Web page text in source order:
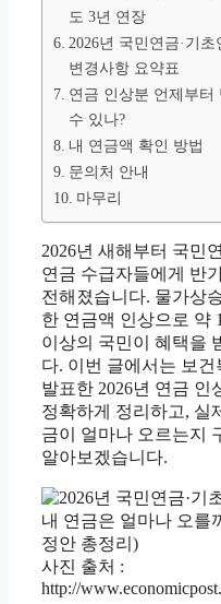
도 3년 연장
2026년 국민연금·기초
변경사항 요약표
연금 인상분 언제부터
수 있나?
내 연금액 확인 방법
문의처 안내
마무리
2026년 새해부터 국민
연금 수급자들에게 반
전해졌습니다. 물가상
한 연금액 인상으로 약
이상의 국민이 혜택을
다. 이번 글에서는 보건
발표한 2026년 연금 인
정확하게 정리하고, 실
금이 얼마나 오르는지
알아보겠습니다.
사진 출처 :
http://